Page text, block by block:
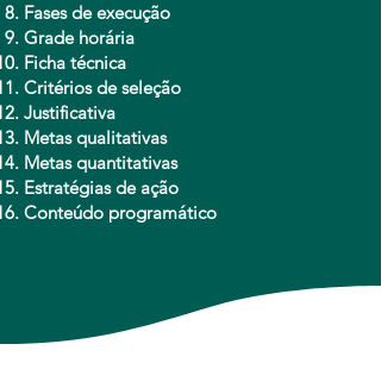
Fases de execução
Grade horária
Ficha técnica
Critérios de seleção
Justificativa
Metas qualitativas
Metas quantitativas
Estratégias de ação
Conteúdo programático